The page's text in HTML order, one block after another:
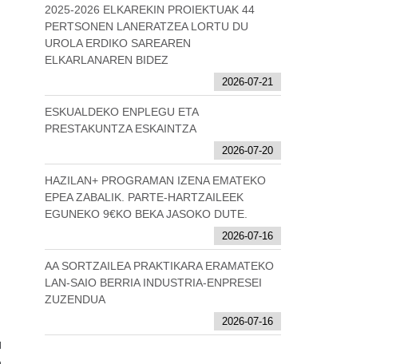
2025-2026 ELKAREKIN PROIEKTUAK 44
PERTSONEN LANERATZEA LORTU DU
UROLA ERDIKO SAREAREN
ELKARLANAREN BIDEZ
2026-07-21
ESKUALDEKO ENPLEGU ETA
PRESTAKUNTZA ESKAINTZA
2026-07-20
HAZILAN+ PROGRAMAN IZENA EMATEKO
EPEA ZABALIK. PARTE-HARTZAILEEK
EGUNEKO 9€KO BEKA JASOKO DUTE.
2026-07-16
AA SORTZAILEA PRAKTIKARA ERAMATEKO
LAN-SAIO BERRIA INDUSTRIA-ENPRESEI
ZUZENDUA
2026-07-16